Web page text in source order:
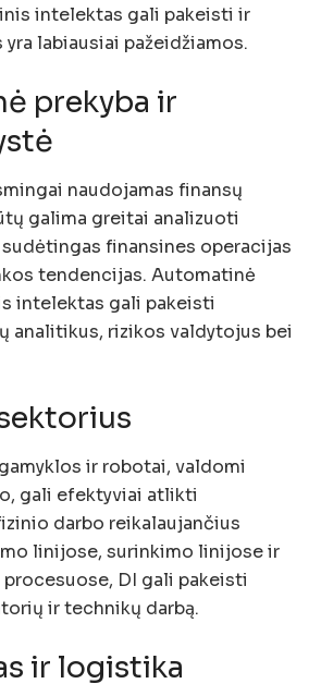
intelektas gali pakeisti ir
labiausiai pažeidžiamos.
prekyba ir
naudojamas finansų
galima greitai analizuoti
finansines operacijas
tendencijas. Automatinė
intelektas gali pakeisti
analitikus, rizikos valdytojus bei
ir robotai, valdomi
gali efektyviai atlikti
darbo reikalaujančius
linijose, surinkimo linijose ir
DI gali pakeisti
ir technikų darbą.
ir logistika